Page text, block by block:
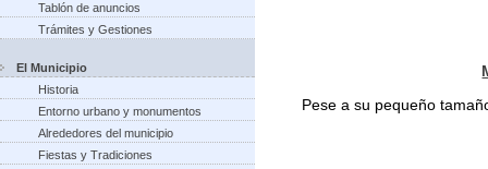
Tablón de anuncios
Trámites y Gestiones
El Municipio
Historia
Entorno urbano y monumentos
Alrededores del municipio
Fiestas y Tradiciones
Pese a su pequeño